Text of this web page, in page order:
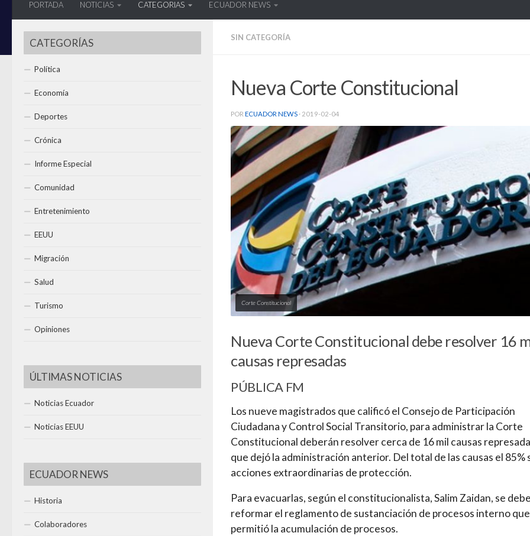
PORTADA NOTICIAS CATEGORIAS ECUADOR NEWS
SIN CATEGORÍA
Nueva Corte Constitucional
POR ECUADOR NEWS · 2019-02-04
Corte Constitucional
Nueva Corte Constitucional debe resolver 16
causas represadas
PÚBLICA FM
Los nueve magistrados que calificó el Consejo de Participación
Ciudadana y Control Social Transitorio, para administrar la Corte
Constitucional deberán resolver cerca de 16 mil causas
que dejó la administración anterior. Del total de las causas el 85%
acciones extraordinarias de protección.
Para evacuarlas, según el constitucionalista, Salim Zaidan, se
reformar el reglamento de sustanciación de procesos interno que
permitió la acumulación de procesos.
CATEGORÍAS
Política
Economía
Deportes
Crónica
Informe Especial
Comunidad
Entretenimiento
EEUU
Migración
Salud
Turismo
Opiniones
ÚLTIMAS NOTICIAS
Noticias Ecuador
Noticias EEUU
ECUADOR NEWS
Historia
Colaboradores